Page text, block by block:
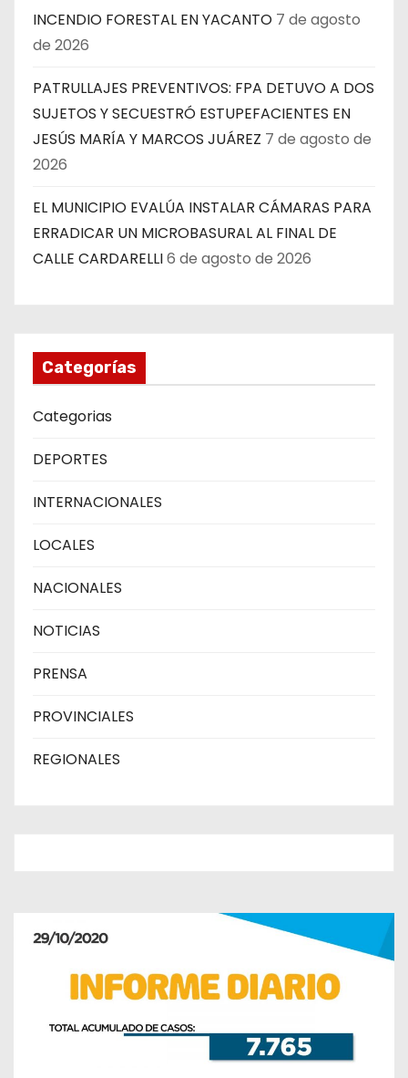
INCENDIO FORESTAL EN YACANTO 7 de agosto
de 2026
PATRULLAJES PREVENTIVOS: FPA DETUVO A DOS
SUJETOS Y SECUESTRÓ ESTUPEFACIENTES EN
JESÚS MARÍA Y MARCOS JUÁREZ 7 de agosto de
2026
EL MUNICIPIO EVALÚA INSTALAR CÁMARAS PARA
ERRADICAR UN MICROBASURAL AL FINAL DE
CALLE CARDARELLI6 de agosto de 2026
Categorías
Categorias
DEPORTES
INTERNACIONALES
LOCALES
NACIONALES
NOTICIAS
PRENSA
PROVINCIALES
REGIONALES